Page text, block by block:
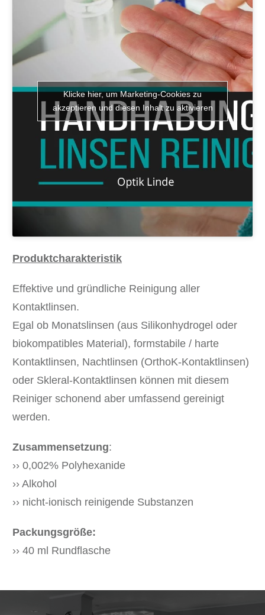
Klicke hier, um Marketing-Cookies zu
akzeptieren und diesen Inhalt zu aktivieren
Produktcharakteristik
Effektive und gründliche Reinigung aller
Kontaktlinsen.
Egal ob Monatslinsen (aus Silikonhydrogel oder
biokompatibles Material), formstabile / harte
Kontaktlinsen, Nachtlinsen (OrthoK-Kontaktlinsen)
oder Skleral-Kontaktlinsen können mit diesem
Reiniger schonend aber umfassend gereinigt
werden.
Zusammensetzung:
›› 0,002% Polyhexanide
›› Alkohol
›› nicht-ionisch reinigende Substanzen
Packungsgröße:
›› 40 ml Rundflasche